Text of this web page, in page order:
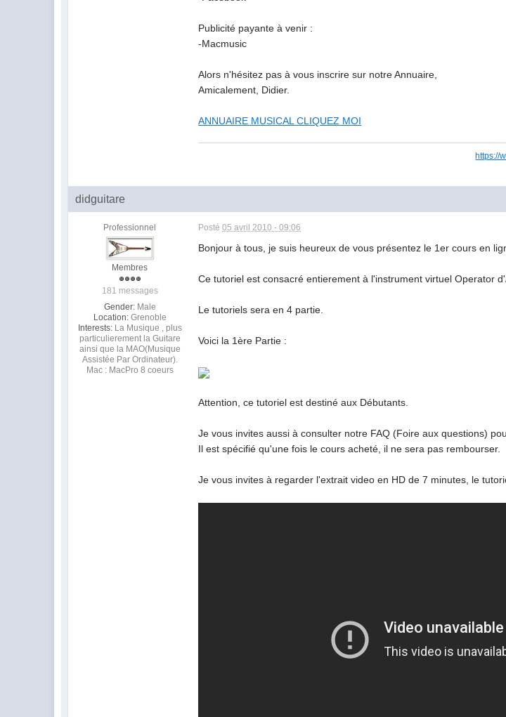
Publicité payante à venir :
-Macmusic
Alors n'hésitez pas à vous inscrire sur notre Annuaire,
Amicalement, Didier.
ANNUAIRE MUSICAL CLIQUEZ MOI
https://
didguitare
Professionnel
Membres
181 messages
Gender: Male
Location: Grenoble
Interests: La Musique , plus
particulierement la Guitare
ainsi que la MAO(Musique
Assistée Par Ordinateur).
Mac : MacPro 8 coeurs
Posté05 avril 2010 - 09:06
Bonjour à tous, je suis heureux de vous présentez le 1er cours en
Ce tutoriel est consacré entierement à l'instrument virtuel Operator
Le tutoriels sera en 4 partie.
Voici la 1ère Partie :
Attention, ce tutoriel est destiné aux Débutants.
Je vous invites aussi à consulter notre FAQ (Foire aux questions)
Il est spécifié qu'une fois le cours acheté, il ne sera pas rembourser.
Je vous invites à regarder l'extrait video en HD de 7 minutes, le